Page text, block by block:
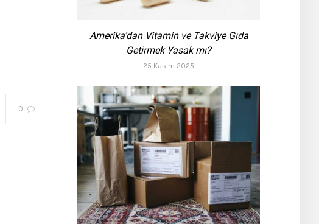
0
Amerika’dan Vitamin ve Takviye Gıda
Getirmek Yasak mı?
25 Kasım 2025